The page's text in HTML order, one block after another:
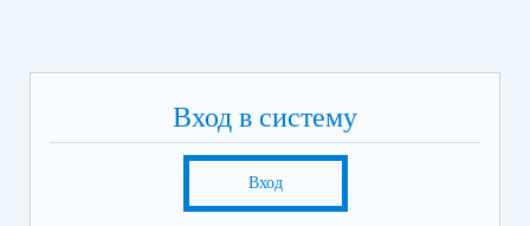
Вход в систему
Вход